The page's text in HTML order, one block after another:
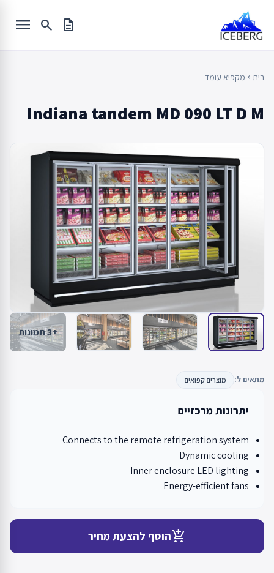
content
description
search
menu
בית chevron_left מקפיא עומד
Indiana tandem MD 090 LT D M
+3 תמונות
מתאים ל: מוצרים קפואים
יתרונות מרכזיים
Connects to the remote refrigeration system
Dynamic cooling
Inner enclosure LED lighting
Energy-efficient fans
add_shopping_cartהוסף להצעת מחיר